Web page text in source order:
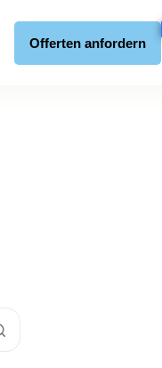
Offerten anfordern